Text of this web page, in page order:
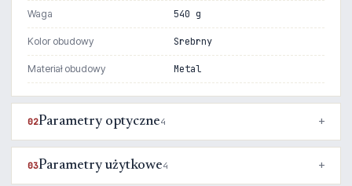
Waga 540 g
Kolor obudowy Srebrny
Materiał obudowy Metal
02Parametry optyczne4
03Parametry użytkowe4